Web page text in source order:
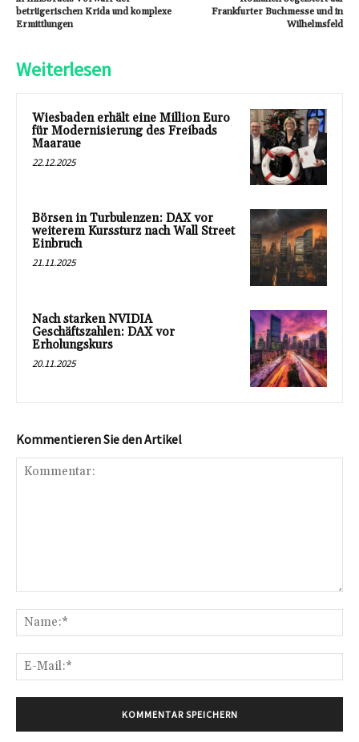
betrügerischen Krida und komplexe
Ermittlungen
Frankfurter Buchmesse und in
Wilhelmsfeld
Weiterlesen
Wiesbaden erhält eine Million Euro
für Modernisierung des Freibads
Maaraue
22.12.2025
Börsen in Turbulenzen: DAX vor
weiterem Kurssturz nach Wall Street
Einbruch
21.11.2025
Nach starken NVIDIA
Geschäftszahlen: DAX vor
Erholungskurs
20.11.2025
Kommentieren Sie den Artikel